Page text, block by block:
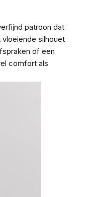
patroon dat
silhouet
of een
comfort als